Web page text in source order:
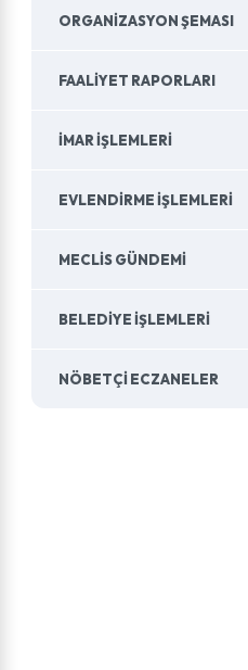
ORGANIZASYON ŞEMASI
FAALIYET RAPORLARI
İMAR İŞLEMLERI
EVLENDIRME İŞLEMLERI
MECLIS GÜNDEMI
BELEDIYE İŞLEMLERI
NÖBETÇI ECZANELER